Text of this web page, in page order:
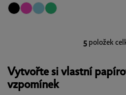
O
l
5 položek
Vytvořte si vlastní
vzpomínek